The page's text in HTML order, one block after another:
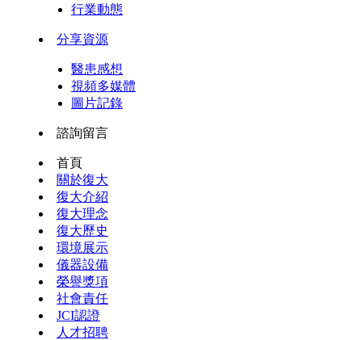
行業動態
分享資源
醫患感想
視頻多媒體
圖片記錄
諮詢留言
首頁
關於復大
復大介紹
復大理念
復大歷史
環境展示
儀器設備
榮譽獎項
社會責任
JCI認證
人才招聘